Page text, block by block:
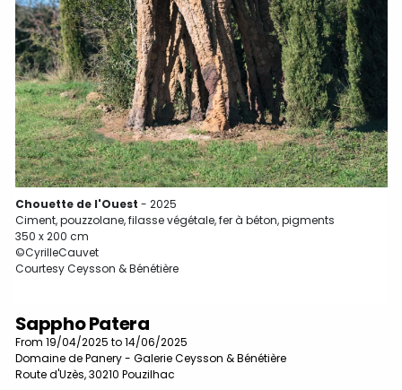
Chouette de l'Ouest - 2025
Ciment, pouzzolane, filasse végétale, fer à béton, pigments
350 x 200 cm
©CyrilleCauvet
Courtesy Ceysson & Bénétière
Sappho Patera
From 19/04/2025 to 14/06/2025
Domaine de Panery - Galerie Ceysson & Bénétière
Route d'Uzès, 30210 Pouzilhac